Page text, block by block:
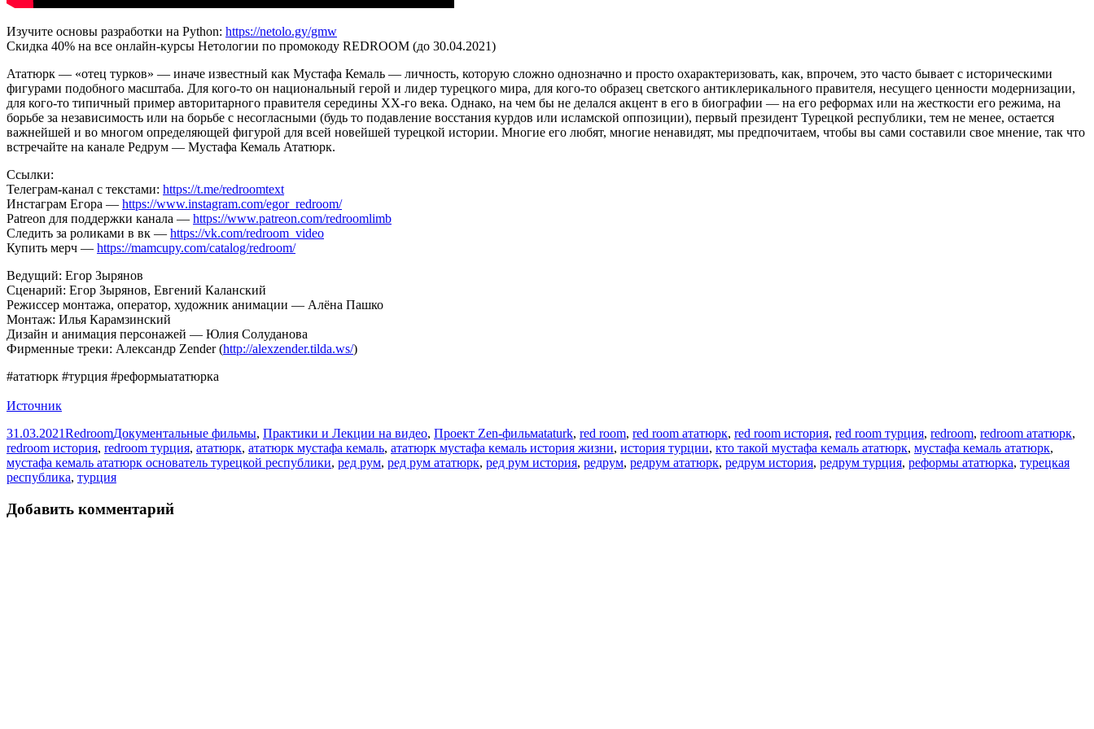
Изучите основы разработки на Python: https://netolo.gy/gmw
Скидка 40% на все онлайн-курсы Нетологии по промокоду REDROOM (до 30.04.2021)
Ататюрк — «отец турков» — иначе известный как Мустафа Кемаль — личность, которую сложно однозначно и просто охарактеризовать, как, впрочем, это часто бывает с историческими
фигурами подобного масштаба. Для кого-то он национальный герой и лидер турецкого мира, для кого-то образец светского антиклерикального правителя, несущего ценности модернизации,
для кого-то типичный пример авторитарного правителя середины XX-го века. Однако, на чем бы не делался акцент в его в биографии — на его реформах или на жесткости его режима, на
борьбе за независимость или на борьбе с несогласными (будь то подавление восстания курдов или исламской оппозиции), первый президент Турецкой республики, тем не менее, остается
важнейшей и во многом определяющей фигурой для всей новейшей турецкой истории. Многие его любят, многие ненавидят, мы предпочитаем, чтобы вы сами составили свое мнение, так что
встречайте на канале Редрум — Мустафа Кемаль Ататюрк.
Ссылки:
Телеграм-канал с текстами: https://t.me/redroomtext
​Инстаграм Егора — https://www.instagram.com/egor_redroom/
Patreon для поддержки канала — https://www.patreon.com/redroomlimb
Следить за роликами в вк — https://vk.com/redroom_video
Купить мерч — https://mamcupy.com/catalog/redroom/
Ведущий: Егор Зырянов
Сценарий: Егор Зырянов, Евгений Каланский
Режиссер монтажа, оператор, художник анимации — Алёна Пашко
Монтаж: Илья Карамзинский
Дизайн и анимация персонажей — Юлия Солуданова
Фирменные треки: Александр Zender (http://alexzender.tilda.ws/​​)
#ататюрк #турция #реформыататюрка
Источник
Опубликовано
31.03.2021Автор
RedroomРубрики
Документальные фильмы, Практики и Лекции на видео, Проект Zen-фильмМетки
ataturk, red room, red room ататюрк, red room история, red room турция, redroom, redroom ататюрк,
redroom история, redroom турция, ататюрк, ататюрк мустафа кемаль, ататюрк мустафа кемаль история жизни, история турции, кто такой мустафа кемаль ататюрк, мустафа кемаль ататюрк,
мустафа кемаль ататюрк основатель турецкой республики, ред рум, ред рум ататюрк, ред рум история, редрум, редрум ататюрк, редрум история, редрум турция, реформы ататюрка, турецкая
республика, турция
Добавить комментарий